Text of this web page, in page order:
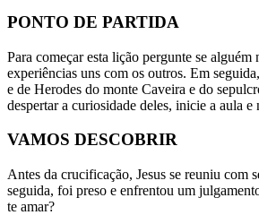
PONTO DE PARTIDA
Para começar esta lição pergunte se
experiências uns com os outros. Em
e de Herodes do monte Caveira e do
despertar a curiosidade deles, inicie a aula
VAMOS DESCOBRIR
Antes da crucificação, Jesus se reuniu com
seguida, foi preso e enfrentou um
te amar?